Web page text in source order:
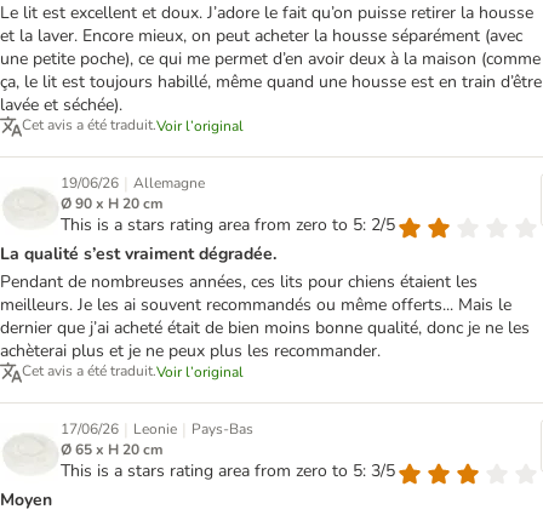
Le lit est excellent et doux. J’adore le fait qu’on puisse retirer la housse
et la laver. Encore mieux, on peut acheter la housse séparément (avec
une petite poche), ce qui me permet d’en avoir deux à la maison (comme
ça, le lit est toujours habillé, même quand une housse est en train d’être
lavée et séchée).
Cet avis a été traduit.Voir l’original
19/06/26 | Allemagne
Ø 90 x H 20 cm
This is a stars rating area from zero to 5: 2/5
La qualité s’est vraiment dégradée.
Pendant de nombreuses années, ces lits pour chiens étaient les
meilleurs. Je les ai souvent recommandés ou même offerts... Mais le
dernier que j’ai acheté était de bien moins bonne qualité, donc je ne les
achèterai plus et je ne peux plus les recommander.
Cet avis a été traduit.Voir l’original
17/06/26 | Leonie | Pays-Bas
Ø 65 x H 20 cm
This is a stars rating area from zero to 5: 3/5
Moyen